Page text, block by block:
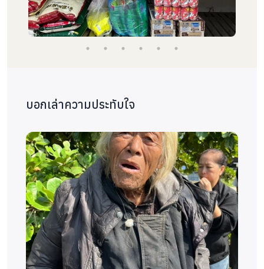
การดูแลด้านสุขภาพเบื้องต้นเช่นตรวจวัดความ
ดันโลหิตคัดกรองระดับน้ำตาลประเมินแผลกดทับ
และให้คำแนะนำการดูแล
ให้ความรู้ผู้ดูแลใน
กิจกรรมพูดคุยเยี่ยมเยียน เป็นพื้นที่ให้ผู้สูงอายุได้
ระบาย ได้รับกำลังใจ พร้อมมีการจัดกิจกรรมอื่นๆ
หรือการนำจิตอาสานักเรียนนักศึกษามาร่วมสร้าง
ความสุขในบางพื้นที่
จำนวนผู้เข้าร่วมกิจกรรมและจำนวนผู้ได้รับ
ประโยชน์แบ่งเป็น
ทีมเจ้าหน้าที่และจิตอาสาเข้าร่วมประมาณ5-8
คน ต่อครั้ง (จากมูลนิธิแบ่งปันชีวิต จิตอาสา และเครือ
ข่ายชุมชน)
ผู้สูงอายุที่ได้รับประโยชน์ รวมตลอดกิจกรรม
บอกเล่าความประทับใจ